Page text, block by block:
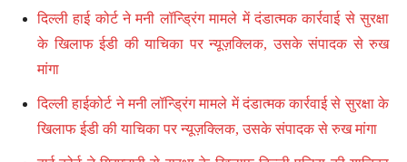
दिल्ली हाई कोर्ट ने मनी लॉन्ड्रिंग मामले में दंडात्मक कार्रवाई से सुरक्षा
के खिलाफ ईडी की याचिका पर न्यूज़क्लिक, उसके संपादक से रुख
मांगा
दिल्ली हाईकोर्ट ने मनी लॉन्ड्रिंग मामले में दंडात्मक कार्रवाई से सुरक्षा के
खिलाफ ईडी की याचिका पर न्यूज़क्लिक, उसके संपादक से रुख मांगा